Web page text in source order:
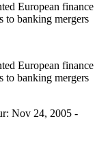
European finance
to banking mergers
European finance
to banking mergers
Nov 24, 2005 -